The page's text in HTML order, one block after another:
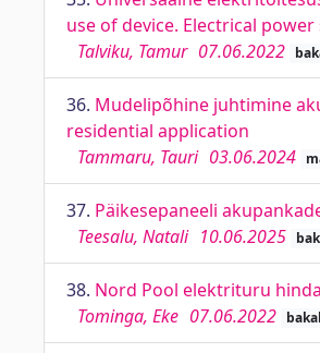
use of device. Electrical
Talviku, Tamur 07.06.2022
36. Mudelipõhine juhtimine
residential application
Tammaru, Tauri 03.06.2024
37. Päikesepaneeli
Teesalu, Natali 10.06.2025
38. Nord Pool elektrituru
Tominga, Eke 07.06.2022